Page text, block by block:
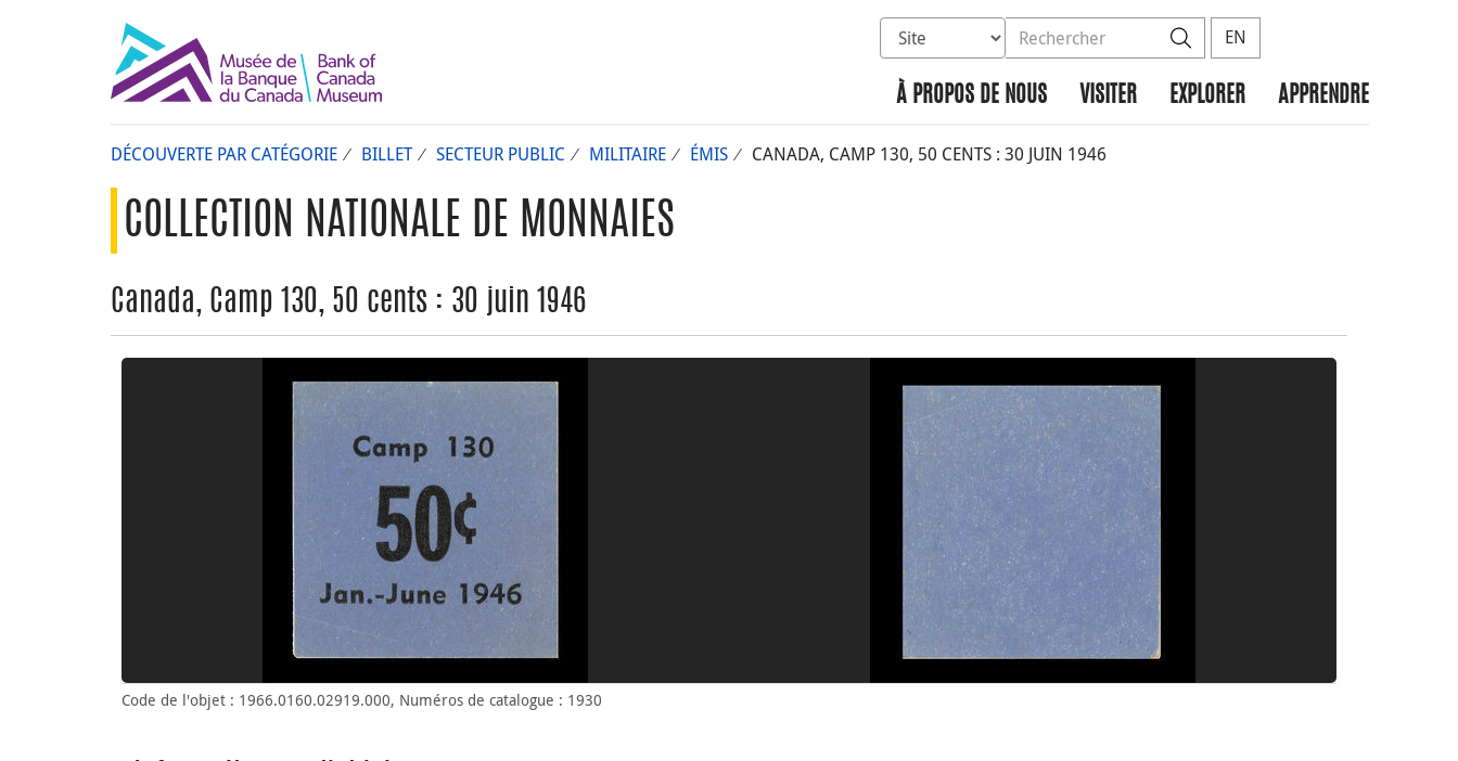
Sélectionnez la base de données à rechercher
Rechercher dans le site Rechercher
EN
À PROPOS DE NOUS VISITER EXPLORER APPRENDRE
DÉCOUVERTE PAR CATÉGORIE BILLET SECTEUR PUBLIC MILITAIRE ÉMIS CANADA, CAMP 130, 50 CENTS : 30 JUIN 1946
COLLECTION NATIONALE DE MONNAIES
Canada, Camp 130, 50 cents : 30 juin 1946
Code de l'objet : 1966.0160.02919.000, Numéros de catalogue : 1930